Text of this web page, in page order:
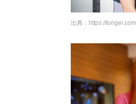
出典： https://torigei.com